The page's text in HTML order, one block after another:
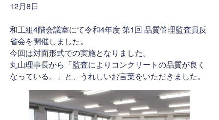
12月8日
和工組4階会議室にて令和4年度 第1回 品質管理監査員反
省会を開催しました。
今回は対面形式での実施となりました。
丸山理事長から「監査によりコンクリートの品質が良く
なっている。」と、うれしいお言葉をいただきました。